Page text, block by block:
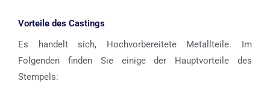
Vorteile des Castings
Es handelt sich, Hochvorbereitete Metallteile. Im
Folgenden finden Sie einige der Hauptvorteile des
Stempels: